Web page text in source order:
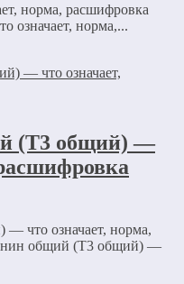
норма, расшифровка
означает, норма,...
(Т3 общий) —
что означает, норма,
общий (Т3 общий) —